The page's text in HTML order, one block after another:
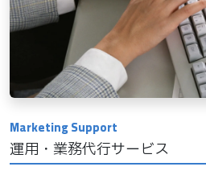
運用・業務代行サービス